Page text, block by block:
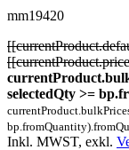
mm19420
selectedQty >=
Inkl. MWST, exkl.